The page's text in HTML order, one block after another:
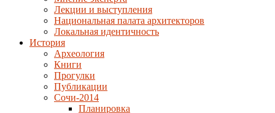
Лекции и выступления
Национальная палата архитекторов
Локальная идентичность
История
Археология
Книги
Прогулки
Публикации
Сочи-2014
Планировка